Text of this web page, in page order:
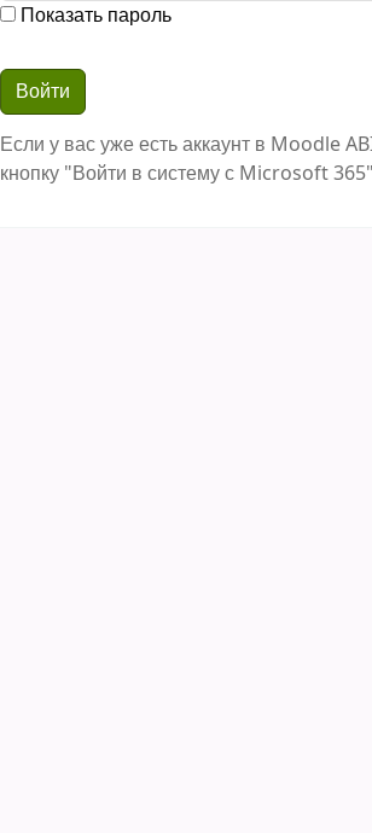
Показать пароль
Если у вас уже есть аккаунт в Moodle
кнопку "Войти в систему с Microsoft